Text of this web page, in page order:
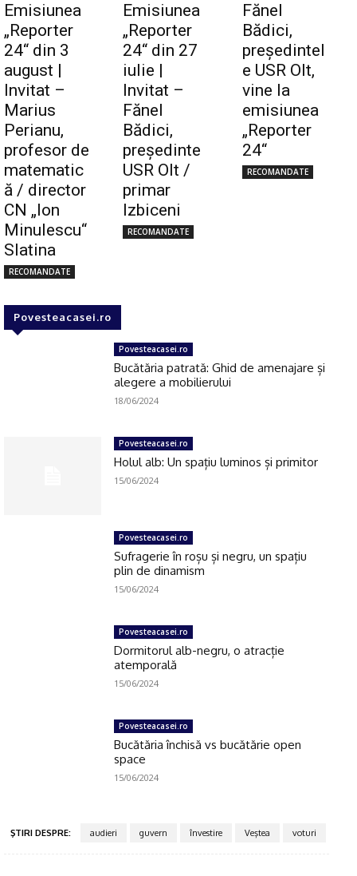
Emisiunea
„Reporter
24“ din 3
august |
Invitat –
Marius
Perianu,
profesor de
matematic
ă / director
CN „Ion
Minulescu“
Slatina
RECOMANDATE
Emisiunea
„Reporter
24“ din 27
iulie |
Invitat –
Fănel
Bădici,
preşedinte
USR Olt /
primar
Izbiceni
RECOMANDATE
Fănel
Bădici,
preşedintel
e USR Olt,
vine la
emisiunea
„Reporter
24“
RECOMANDATE
Povesteacasei.ro
Povesteacasei.ro
Bucătăria patrată: Ghid de amenajare și
alegere a mobilierului
18/06/2024
Povesteacasei.ro
Holul alb: Un spațiu luminos și primitor
15/06/2024
Povesteacasei.ro
Sufragerie în roșu și negru, un spațiu
plin de dinamism
15/06/2024
Povesteacasei.ro
Dormitorul alb-negru, o atracție
atemporală
15/06/2024
Povesteacasei.ro
Bucătăria închisă vs bucătărie open
space
15/06/2024
ŞTIRI DESPRE: audieri guvern învestire Veştea voturi